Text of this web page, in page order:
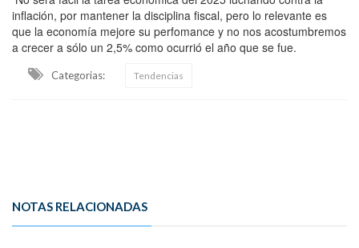
inflación, por mantener la disciplina fiscal, pero lo relevante es
que la economía mejore su perfomance y no nos acostumbremos
a crecer a sólo un 2,5% como ocurrió el año que se fue.
Categorias: Tendencias
NOTAS RELACIONADAS